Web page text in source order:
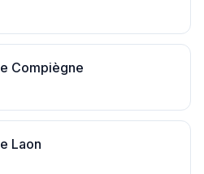
Compiègne
Laon